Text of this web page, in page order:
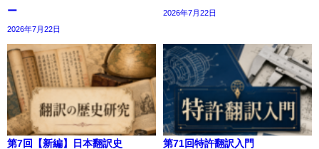
ー
2026年7月22日
2026年7月22日
第7回【新編】日本翻訳史 第71回特許翻訳入門